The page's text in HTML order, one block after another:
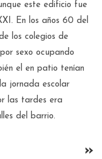
este edificio fue
En los años 60 del
los colegios de
sexo ocupando
el en patio tenían
jornada escolar
las tardes era
del barrio.
»